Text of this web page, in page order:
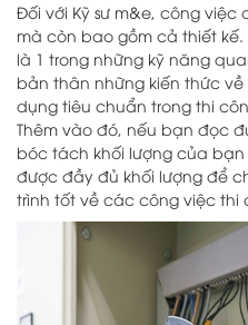
Đối với Kỹ sư m&e, công việc
mà còn bao gồm cả thiết
là 1 trong những kỹ năng
bản thân những kiến thức
dụng tiêu chuẩn trong thi
Thêm vào đó, nếu bạn đọc
bóc tách khối lượng của bạn
được đầy đủ khối lượng để
trình tốt về các công việc thi